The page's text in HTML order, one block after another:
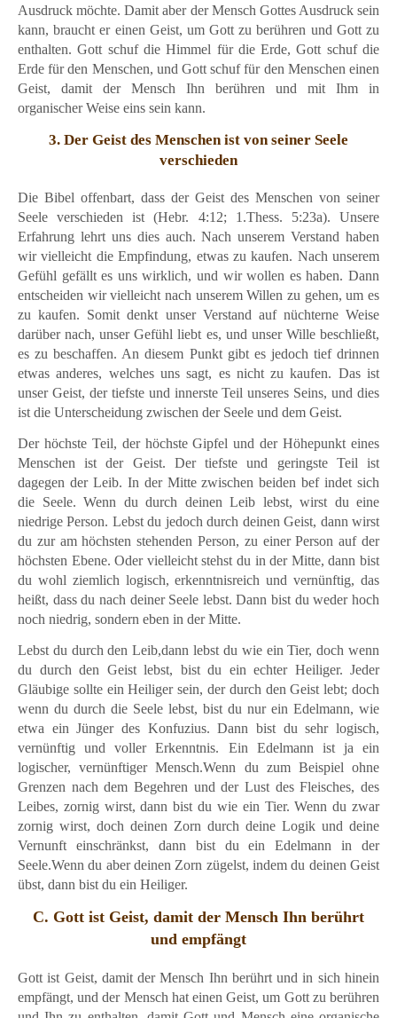
Ausdruck möchte. Damit aber der Mensch Gottes Ausdruck sein
kann, braucht er einen Geist, um Gott zu berühren und Gott zu
enthalten. Gott schuf die Himmel für die Erde, Gott schuf die
Erde für den Menschen, und Gott schuf für den Menschen einen
Geist, damit der Mensch Ihn berühren und mit Ihm in
organischer Weise eins sein kann.
3. Der Geist des Menschen ist von seiner Seele
verschieden
Die Bibel offenbart, dass der Geist des Menschen von seiner
Seele verschieden ist (Hebr. 4:12; 1.Thess. 5:23a). Unsere
Erfahrung lehrt uns dies auch. Nach unserem Verstand haben
wir vielleicht die Empfindung, etwas zu kaufen. Nach unserem
Gefühl gefällt es uns wirklich, und wir wollen es haben. Dann
entscheiden wir vielleicht nach unserem Willen zu gehen, um es
zu kaufen. Somit denkt unser Verstand auf nüchterne Weise
darüber nach, unser Gefühl liebt es, und unser Wille beschließt,
es zu beschaffen. An diesem Punkt gibt es jedoch tief drinnen
etwas anderes, welches uns sagt, es nicht zu kaufen. Das ist
unser Geist, der tiefste und innerste Teil unseres Seins, und dies
ist die Unterscheidung zwischen der Seele und dem Geist.
Der höchste Teil, der höchste Gipfel und der Höhepunkt eines
Menschen ist der Geist. Der tiefste und geringste Teil ist
dagegen der Leib. In der Mitte zwischen beiden bef indet sich
die Seele. Wenn du durch deinen Leib lebst, wirst du eine
niedrige Person. Lebst du jedoch durch deinen Geist, dann wirst
du zur am höchsten stehenden Person, zu einer Person auf der
höchsten Ebene. Oder vielleicht stehst du in der Mitte, dann bist
du wohl ziemlich logisch, erkenntnisreich und vernünftig, das
heißt, dass du nach deiner Seele lebst. Dann bist du weder hoch
noch niedrig, sondern eben in der Mitte.
Lebst du durch den Leib,dann lebst du wie ein Tier, doch wenn
du durch den Geist lebst, bist du ein echter Heiliger. Jeder
Gläubige sollte ein Heiliger sein, der durch den Geist lebt; doch
wenn du durch die Seele lebst, bist du nur ein Edelmann, wie
etwa ein Jünger des Konfuzius. Dann bist du sehr logisch,
vernünftig und voller Erkenntnis. Ein Edelmann ist ja ein
logischer, vernünftiger Mensch.Wenn du zum Beispiel ohne
Grenzen nach dem Begehren und der Lust des Fleisches, des
Leibes, zornig wirst, dann bist du wie ein Tier. Wenn du zwar
zornig wirst, doch deinen Zorn durch deine Logik und deine
Vernunft einschränkst, dann bist du ein Edelmann in der
Seele.Wenn du aber deinen Zorn zügelst, indem du deinen Geist
übst, dann bist du ein Heiliger.
C. Gott ist Geist, damit der Mensch Ihn berührt
und empfängt
Gott ist Geist, damit der Mensch Ihn berührt und in sich hinein
empfängt, und der Mensch hat einen Geist, um Gott zu berühren